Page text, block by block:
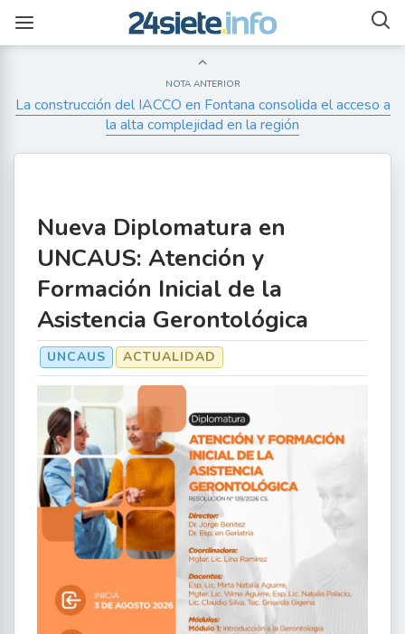
NOTA ANTERIOR
La construcción del IACCO en Fontana consolida el acceso a
la alta complejidad en la región
Nueva Diplomatura en
UNCAUS: Atención y
Formación Inicial de la
Asistencia Gerontológica
UNCAUS ACTUALIDAD